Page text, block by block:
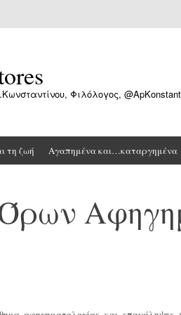
Φιλόλογος,
τη ζωή Αγαπημένα και…καταργημένα